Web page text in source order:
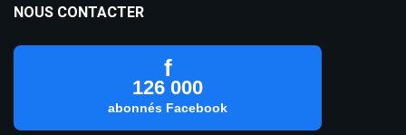
NOUS CONTACTER
f
126 000
abonnés Facebook